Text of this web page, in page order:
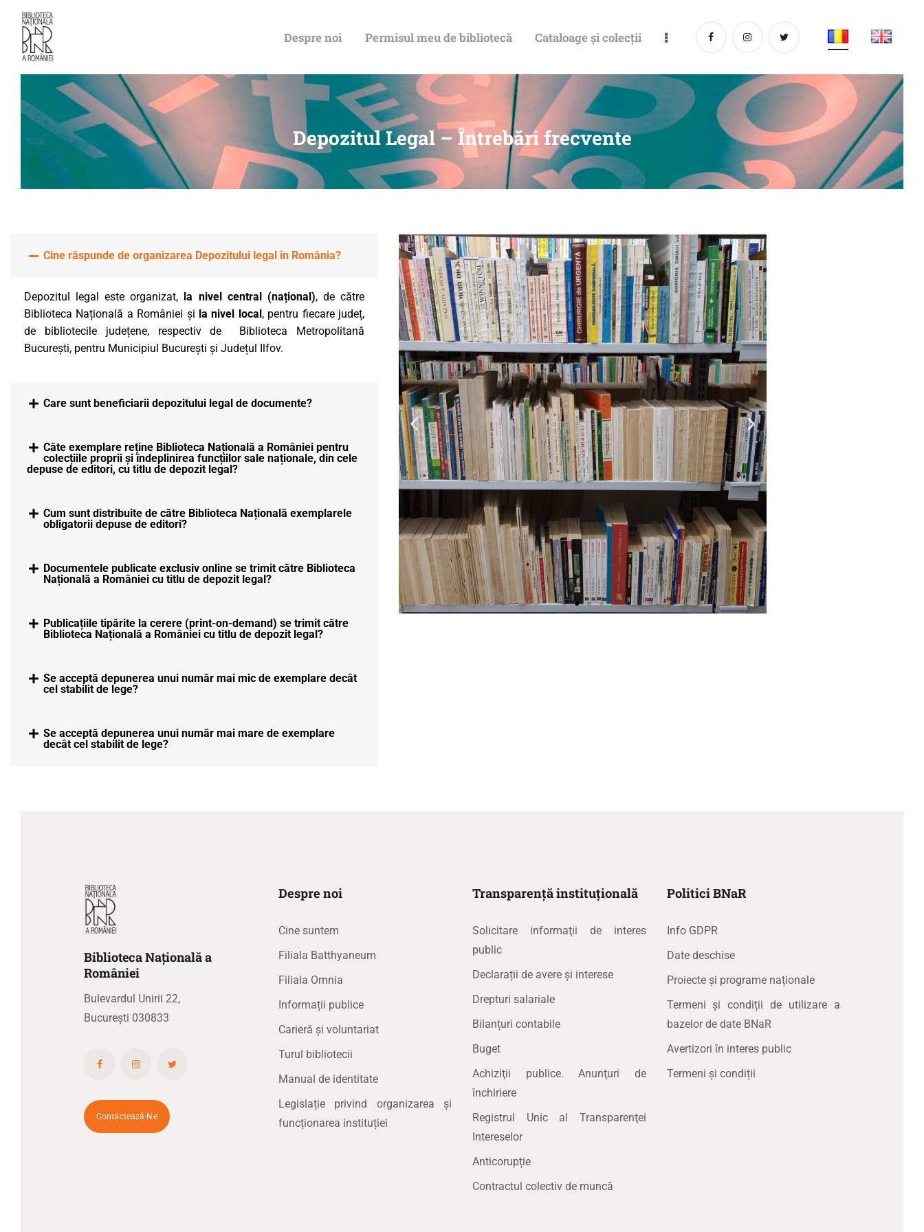
Despre noi Permisul meu de bibliotecă Cataloage și colecții
Depozitul Legal – Întrebări frecvente
DESPRE NOI
PERMISUL MEU
DE BIBLIOTECĂ
CATALOAGE ȘI
COLECȚII
CULTURALE
SPAȚII
NOUTĂȚI
Cine răspunde de organizarea Depozitului legal în România?
Depozitul legal este organizat, la nivel central (național), de către
Biblioteca Națională a României și la nivel local, pentru fiecare județ,
de bibliotecile județene, respectiv de Biblioteca Metropolitană
București, pentru Municipiul București și Județul Ilfov.
Care sunt beneficiarii depozitului legal de documente?
Câte exemplare reține Biblioteca Națională a României pentru
colecțiile proprii și îndeplinirea funcțiilor sale naționale, din cele
depuse de editori, cu titlu de depozit legal?
Cum sunt distribuite de către Biblioteca Națională exemplarele
obligatorii depuse de editori?
Documentele publicate exclusiv online se trimit către Biblioteca
Națională a României cu titlu de depozit legal?
Publicațiile tipărite la cerere (print-on-demand) se trimit către
Biblioteca Națională a României cu titlu de depozit legal?
Se acceptă depunerea unui număr mai mic de exemplare decât
cel stabilit de lege?
Se acceptă depunerea unui număr mai mare de exemplare
decât cel stabilit de lege?
BibliotecaNaționalăa
României
Bulevardul Unirii 22,
București 030833
Contactează-Ne
Despre noi
Cine suntem
Filiala Batthyaneum
Filiala Omnia
Informații publice
Carieră și voluntariat
Turul bibliotecii
Manual de identitate
Legislație privind organizarea și
funcționarea instituției
Transparență instituțională
Solicitare informaţii de interes
public
Declarații de avere și interese
Drepturi salariale
Bilanțuri contabile
Buget
Achiziţii publice. Anunţuri de
închiriere
Registrul Unic al Transparenţei
Intereselor
Anticorupție
Contractul colectiv de muncă
Politici BNaR
Info GDPR
Date deschise
Proiecte și programe naționale
Termeni și condiții de utilizare a
bazelor de date BNaR
Avertizori în interes public
Termeni și condiții